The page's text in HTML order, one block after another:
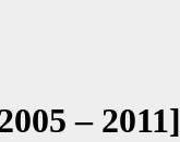
– 2011]